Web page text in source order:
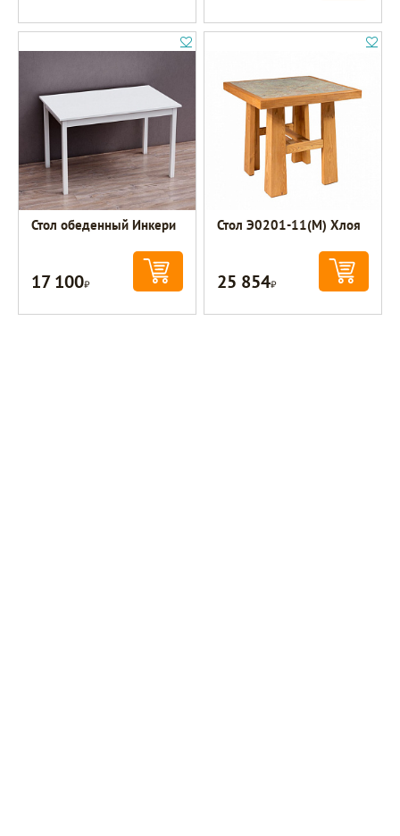
Стол обеденный Инкери
17 100Р
Стол Э0201-11(М) Хлоя
25 854Р